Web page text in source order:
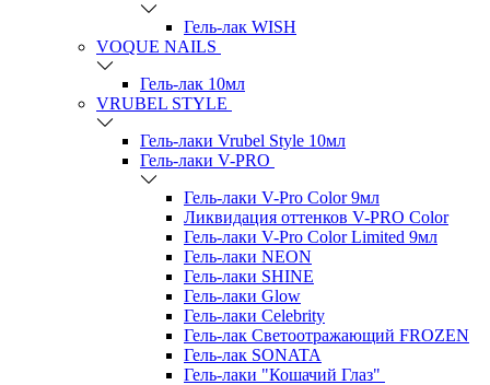
Гель-лак WISH
VOQUE NAILS
Гель-лак 10мл
VRUBEL STYLE
Гель-лаки Vrubel Style 10мл
Гель-лаки V-PRO
Гель-лаки V-Pro Color 9мл
Ликвидация оттенков V-PRO Color
Гель-лаки V-Pro Color Limited 9мл
Гель-лаки NEON
Гель-лаки SHINE
Гель-лаки Glow
Гель-лаки Celebrity
Гель-лак Светоотражающий FROZEN
Гель-лак SONATA
Гель-лаки "Кошачий Глаз"